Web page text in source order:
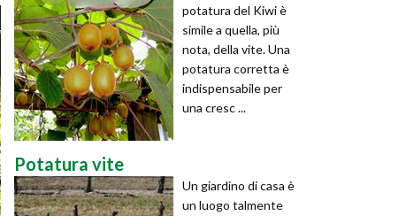
potatura del Kiwi è
simile a quella, più
nota, della vite. Una
potatura corretta è
indispensabile per
una cresc ...
Potatura vite
Un giardino di casa è
un luogo talmente